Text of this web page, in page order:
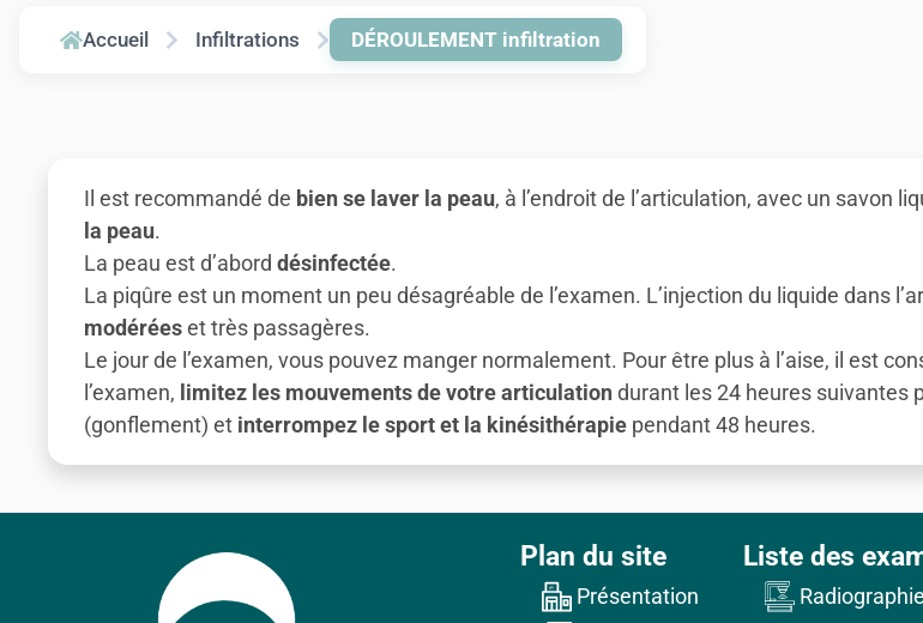
Accueil Infiltrations DÉROULEMENT infiltration
Il est recommandé de bien se laver la peau, à l’endroit de l’articulation, avec un savon
la peau.
La peau est d’aborddésinfectée.
La piqûre est un moment un peu désagréable de l’examen. L’injection du liquide dans
modéréeset très passagères.
Le jour de l’examen, vous pouvez manger normalement. Pour être plus à l’aise, il est
l’examen, limitez les mouvements de votre articulationdurant les 24 heures suivantes
(gonflement) et interrompez le sport et la kinésithérapie pendant 48 heures.
Plan du site
Présentation
Liste des
Radiographie